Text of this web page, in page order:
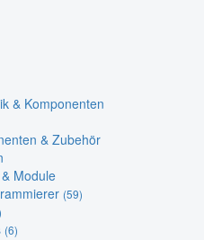
& Komponenten
& Zubehör
Module
(59)
(6)